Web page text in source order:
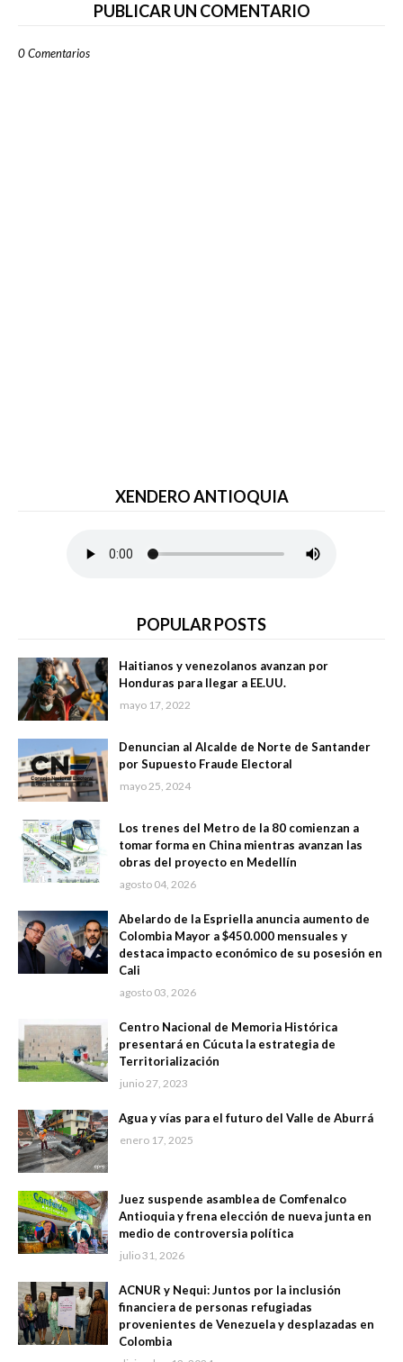
PUBLICAR UN COMENTARIO
0 Comentarios
XENDERO ANTIOQUIA
POPULAR POSTS
Haitianos y venezolanos avanzan por
Honduras para llegar a EE.UU.
mayo 17, 2022
Denuncian al Alcalde de Norte de Santander
por Supuesto Fraude Electoral
mayo 25, 2024
Los trenes del Metro de la 80 comienzan a
tomar forma en China mientras avanzan las
obras del proyecto en Medellín
agosto 04, 2026
Abelardo de la Espriella anuncia aumento de
Colombia Mayor a $450.000 mensuales y
destaca impacto económico de su posesión en
Cali
agosto 03, 2026
Centro Nacional de Memoria Histórica
presentará en Cúcuta la estrategia de
Territorialización
junio 27, 2023
Agua y vías para el futuro del Valle de Aburrá
enero 17, 2025
Juez suspende asamblea de Comfenalco
Antioquia y frena elección de nueva junta en
medio de controversia política
julio 31, 2026
ACNUR y Nequi: Juntos por la inclusión
financiera de personas refugiadas
provenientes de Venezuela y desplazadas en
Colombia